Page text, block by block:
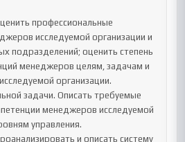
профессиональные
исследуемой организации и
подразделений; оценить степень
менеджеров целям, задачам и
организации.
задачи. Описать требуемые
менеджеров исследуемой
управления.
и описать систему